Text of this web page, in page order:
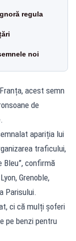
regula
noi
acest semn
de
apariția lui
traficului,
Bleu”, confirmă
Grenoble,
Parisului.
ci că mulți șoferi
pe benzi pentru